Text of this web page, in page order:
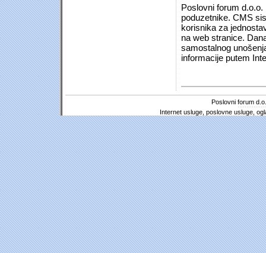
Poslovni forum
poduzetnike. CMS
korisnika za
na web stranice.
samostalnog
informacije putem
Poslovni forum
Internet usluge, poslovne usluge,